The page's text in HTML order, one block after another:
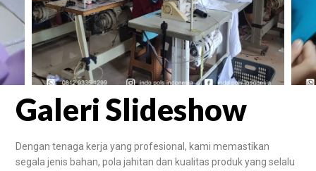
Galeri Slideshow
Dengan tenaga kerja yang profesional, kami memastikan
segala jenis bahan, pola jahitan dan kualitas produk yang selalu